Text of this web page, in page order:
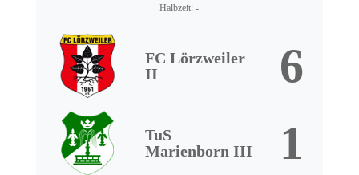
Halbzeit: -
FC Lörzweiler
II
6
TuS
Marienborn III
1